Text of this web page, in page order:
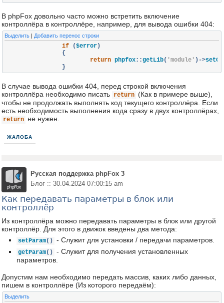
В phpFox довольно часто можно встретить включение
контроллёра в контроллёре, например, для вывода ошибки 404:
Выделить | Добавить перенос строки
if ($error)
{
return phpfox::getLib( 'module' )->
}
В случае вывода ошибки 404, перед строкой включения
контроллёра необходимо писать return (Как в примере выше),
чтобы не продолжать выполнять код текущего контроллёра. Если
есть необходимость выполнения кода сразу в двух контроллёрах,
return не нужен.
ЖАЛОБА
Русская поддержка phpFox 3
Блог :: 30.04.2024 07:00:15 am
Как передавать параметры в блок или
контроллёр
Из контроллёра можно передавать параметры в блок или другой
контроллёр. Для этого в движок введены два метода:
setParam() - Служит для установки / передачи параметров.
getParam() - Служит для получения установленных
параметров.
Допустим нам необходимо передать массив, каких либо данных,
пишем в контроллёре (Из которого передаём):
Выделить